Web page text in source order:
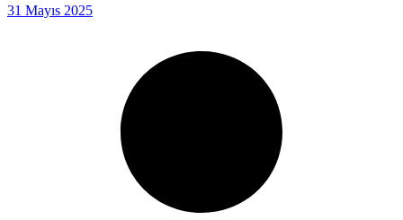
31 Mayıs 2025